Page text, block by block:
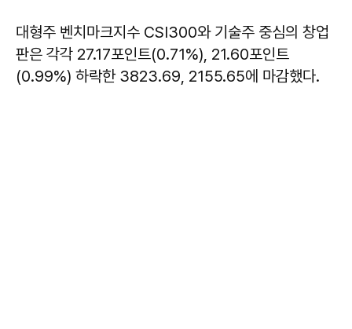
대형주 벤치마크지수 CSI300와 기술주 중심의 창업
판은 각각 27.17포인트(0.71%), 21.60포인트
(0.99%) 하락한 3823.69, 2155.65에 마감했다.